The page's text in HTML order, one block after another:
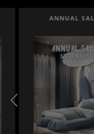
ANNUAL SALE